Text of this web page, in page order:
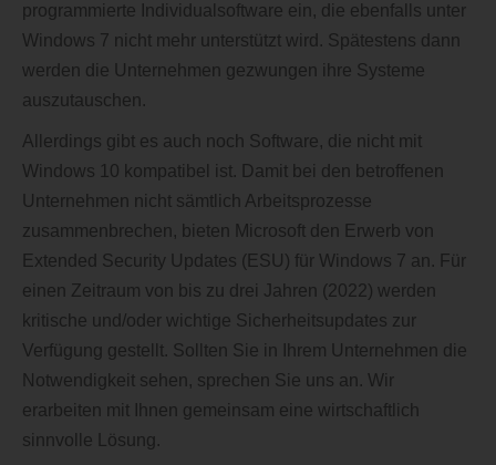
programmierte Individualsoftware ein, die ebenfalls unter
Windows 7 nicht mehr unterstützt wird. Spätestens dann
werden die Unternehmen gezwungen ihre Systeme
auszutauschen.
Allerdings gibt es auch noch Software, die nicht mit
Windows 10 kompatibel ist. Damit bei den betroffenen
Unternehmen nicht sämtlich Arbeitsprozesse
zusammenbrechen, bieten Microsoft den Erwerb von
Extended Security Updates (ESU) für Windows 7 an. Für
einen Zeitraum von bis zu drei Jahren (2022) werden
kritische und/oder wichtige Sicherheitsupdates zur
Verfügung gestellt. Sollten Sie in Ihrem Unternehmen die
Notwendigkeit sehen, sprechen Sie uns an. Wir
erarbeiten mit Ihnen gemeinsam eine wirtschaftlich
sinnvolle Lösung.